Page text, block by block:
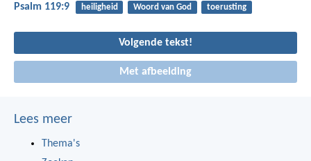
Psalm 119:9 heiligheid Woord van God toerusting
Volgende tekst!
Met afbeelding
Lees meer
Thema's